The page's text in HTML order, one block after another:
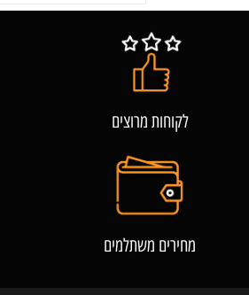
לקוחות מרוצים
מחירים משתלמים